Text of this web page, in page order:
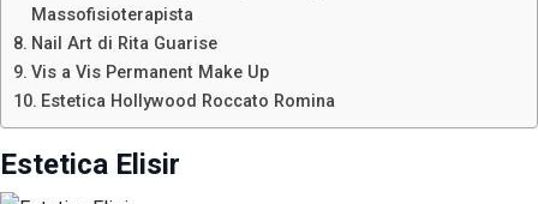
Massofisioterapista
Nail Art di Rita Guarise
Vis a Vis Permanent Make Up
Estetica Hollywood Roccato Romina
Estetica Elisir